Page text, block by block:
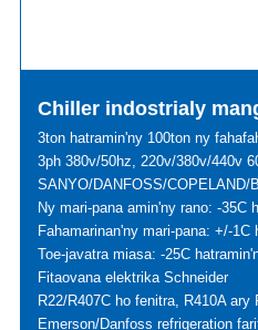
Chiller indostrialy
3ton hatramin'ny 100ton ny
3ph 380v/50hz, 220v/380v/440v
SANYO/DANFOSS/COPELAND/
Ny mari-pana amin'ny rano: -35C
Fahamarinan'ny mari-pana: +/-1C
Toe-javatra miasa: -25C
Fitaovana elektrika Schneider
R22/R407C ho fenitra, R410A ary
Emerson/Danfoss refrigeration